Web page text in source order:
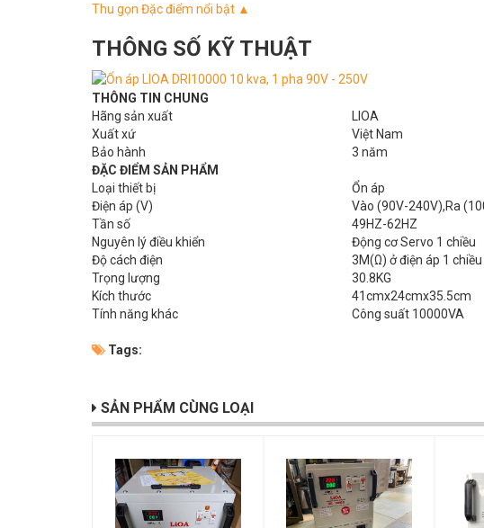
Thu gọn Đặc điểm nổi bật ▲
THÔNG SỐ KỸ THUẬT
THÔNG TIN CHUNG
Hãng sản xuất
LIOA
Xuất xứ
Việt Nam
Bảo hành
3 năm
ĐẶC ĐIỂM SẢN PHẨM
Loại thiết bị
Ổn áp
Điện áp (V)
Vào (90V-240V),Ra
Tần số
49HZ-62HZ
Nguyên lý điều khiển
Động cơ Servo 1 chiều
Độ cách điện
3M(Ω) ở điện áp 1
Trọng lượng
30.8KG
Kích thước
41cmx24cmx35.5cm
Tính năng khác
Công suất 10000VA
Tags:
SẢN PHẨM CÙNG LOẠI